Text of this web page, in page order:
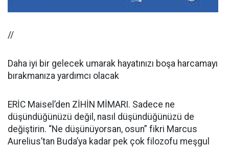
//
Daha iyi bir gelecek umarak hayatınızı boşa harcamayı
bırakmanıza yardımcı olacak
ERİC Maisel’den ZİHİN MİMARI. Sadece ne
düşündüğünüzü değil, nasıl düşündüğünüzü de
değiştirin. “Ne düşünüyorsan, osun” fikri Marcus
Aurelius’tan Buda’ya kadar pek çok filozofu meşgul